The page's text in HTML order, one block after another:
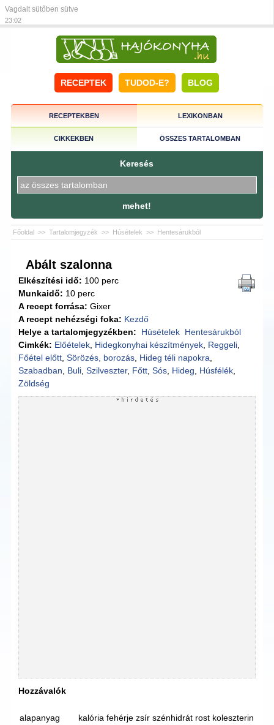
Vagdalt sütőben sütve
23:02
RECEPTEK TUDOD-E? BLOG
RECEPTEKBEN LEXIKONBAN
CIKKEKBEN ÖSSZES TARTALOMBAN
Keresés
mehet!
Főoldal >> Tartalomjegyzék >> Húsételek >> Hentesárukból
Abált szalonna
Elkészítési idő: 100 perc
Munkaidő: 10 perc
A recept forrása: Gixer
A recept nehézségi foka: Kezdő
Helye a tartalomjegyzékben:
Húsételek Hentesárukból
Cimkék: Előételek Hidegkonyhai készítmények Reggeli
Főétel előtt ,Sörözés, borozás Hideg téli napokra
Szabadban
Buli ,Szilveszter, Főtt ,Sós Hideg Húsfélék
Zöldség
Hozzávalók
alapanyag
kalória fehérje zsír szénhidrát rost koleszterin